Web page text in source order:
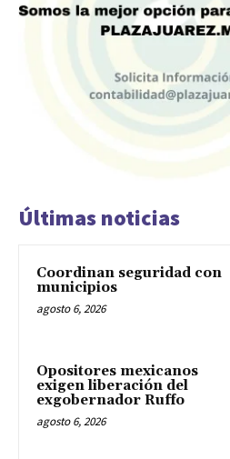
Últimas noticias
Coordinan seguridad con
municipios
agosto 6, 2026
Opositores mexicanos
exigen liberación del
exgobernador Ruffo
agosto 6, 2026